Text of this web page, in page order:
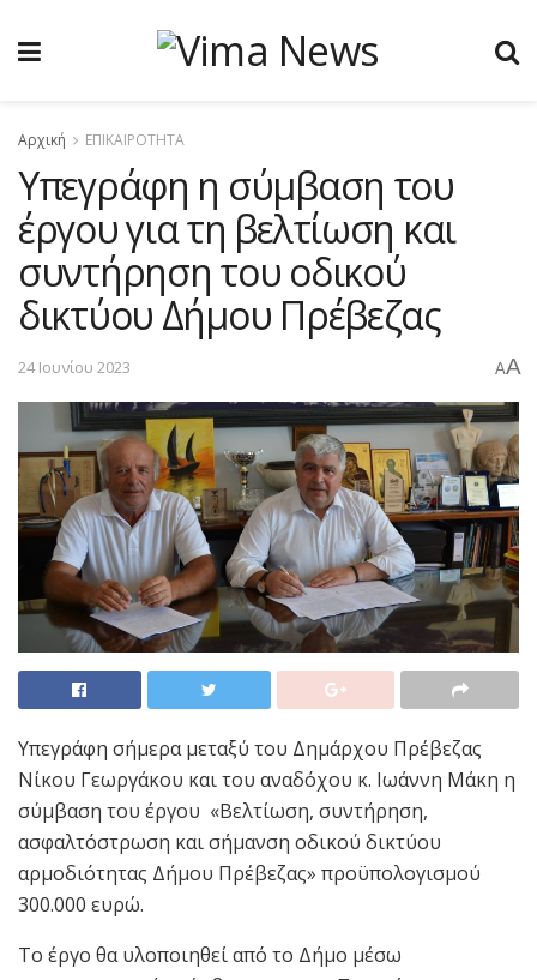
Αρχική ΕΠΙΚΑΙΡΟΤΗΤΑ
Υπεγράφη η σύμβαση του
έργου για τη βελτίωση και
συντήρηση του οδικού
δικτύου Δήμου Πρέβεζας
24 Ιουνίου 2023 AA
Υπεγράφη σήμερα μεταξύ του Δημάρχου Πρέβεζας
Νίκου Γεωργάκου και του αναδόχου κ. Ιωάννη Μάκη η
σύμβαση του έργου «Βελτίωση, συντήρηση,
ασφαλτόστρωση και σήμανση οδικού δικτύου
αρμοδιότητας Δήμου Πρέβεζας» προϋπολογισμού
300.000 ευρώ.
Το έργο θα υλοποιηθεί από το Δήμο μέσω